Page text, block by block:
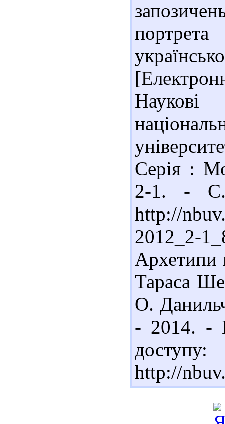
Наукові
Серія :
2-1. - С.
http://
Архетипи
Тараса
О.
- 2014. -
доступу:
http://